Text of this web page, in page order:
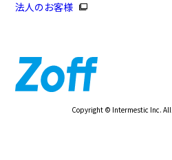
法人のお客様
Copyright © Intermestic Inc. All